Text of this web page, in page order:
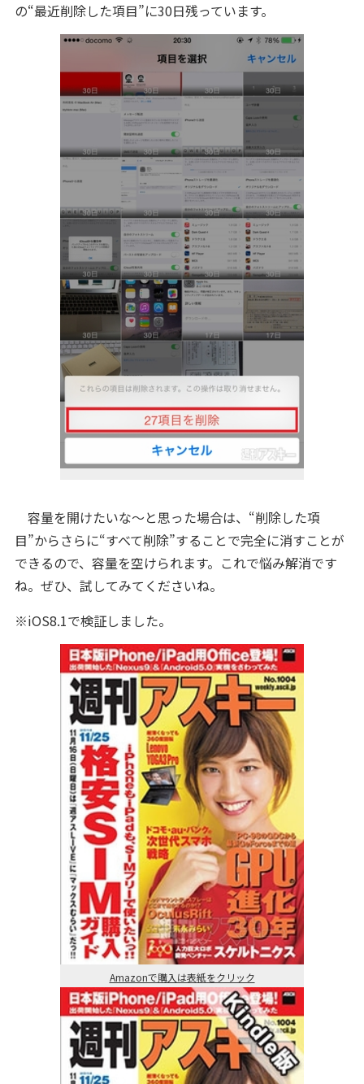
の“最近削除した項目”に30日残っています。
容量を開けたいな～と思った場合は、“削除した項
目”からさらに“すべて削除”することで完全に消すことが
できるので、容量を空けられます。 これで悩み解消です
ね。ぜひ、試してみてくださいね。
※iOS8.1で検証しました。
Amazonで購入は表紙をクリック